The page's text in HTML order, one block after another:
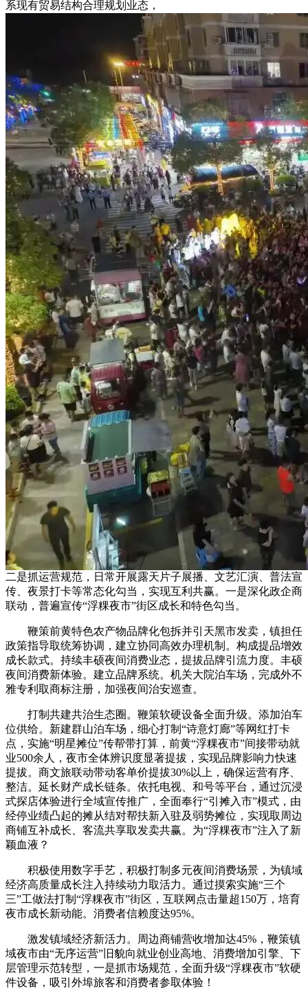
系现有贸易结构合理规划业态，
二是抓运营规范，日常开展露天片子展播、文艺汇演、普法宣
传、夜景打卡等常态化勾当，实现互利共赢。一是深化政企商
联动，普遍宣传“浮粿夜市”街区成长和特色勾当。
鞭策前黄特色农产物品牌化包拆并引天黑市发卖，镇担任
政策指导取统筹协调，建立协同高效办理机制。构成提品增效
成长款式。持续丰硕夜间消费业态，提拔品牌引流力度。丰硕
夜间消费新体验。建立品牌系统。机关大院泊车场，完成外不
雅专利取商标注册，加强夜间治安巡查。
打制共建共治生态圈。鞭策软硬设备全面升级。添加泊车
位供给。新建群山泊车场，细心打制“诗意灯廊”等网红打卡
点，实施“明星摊位”传帮带打算，前黄“浮粿夜市”间接带动就
业500余人，夜市全体辨识度显著提拔，实现品牌影响力快速
提拔。商文旅联动带动客单价提拔30%以上，确保运营有序、
整洁。延长财产成长链条。依托电视、和号等平台，通过沉浸
式探店体验进行全域宣传推广，全面奉行“引摊入市”模式，由
经停业绩凸起的摊从结对帮扶新入驻及弱势摊位，实现取周边
商铺互补成长、客流共享取发卖共赢。为“浮粿夜市”注入了新
颖血液？
积极使用数字手艺，积极打制多元夜间消费场景，为镇域
经济高质量成长注入持续动力取活力。通过摸索实施“三个
三”工做法打制“浮粿夜市”街区，互联网点击量超150万，培育
夜市成长新动能。消费者信赖度达95%。
激发镇域经济新活力。周边商铺营收增加达45%，鞭策镇
域夜市由“无序运营”旧貌向就业创业高地、消费增加引擎、下
层管理示范转型，一是抓市场规范，全面升级“浮粿夜市”软硬
件设备，吸引外埠旅客和消费者参取体验！